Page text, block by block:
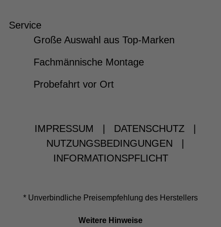
Service
Große Auswahl aus Top-Marken
Fachmännische Montage
Probefahrt vor Ort
IMPRESSUM DATENSCHUTZ
NUTZUNGSBEDINGUNGEN
INFORMATIONSPFLICHT
* Unverbindliche Preisempfehlung des Herstellers
Weitere Hinweise